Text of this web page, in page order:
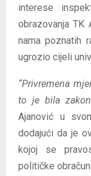
interese
obrazovanja TK
nama poznatih
ugrozio cijeli
“Privremena
to je bila
Ajanović u
dodajući da je
kojoj se
političke